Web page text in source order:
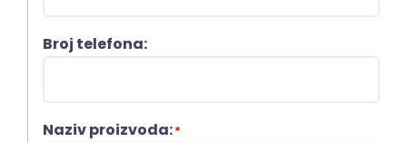
Broj telefona:
Naziv proizvoda:*